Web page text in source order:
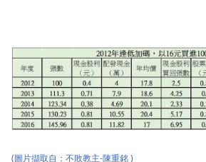
(圖片擷取自： 不敗教主-陳重銘)